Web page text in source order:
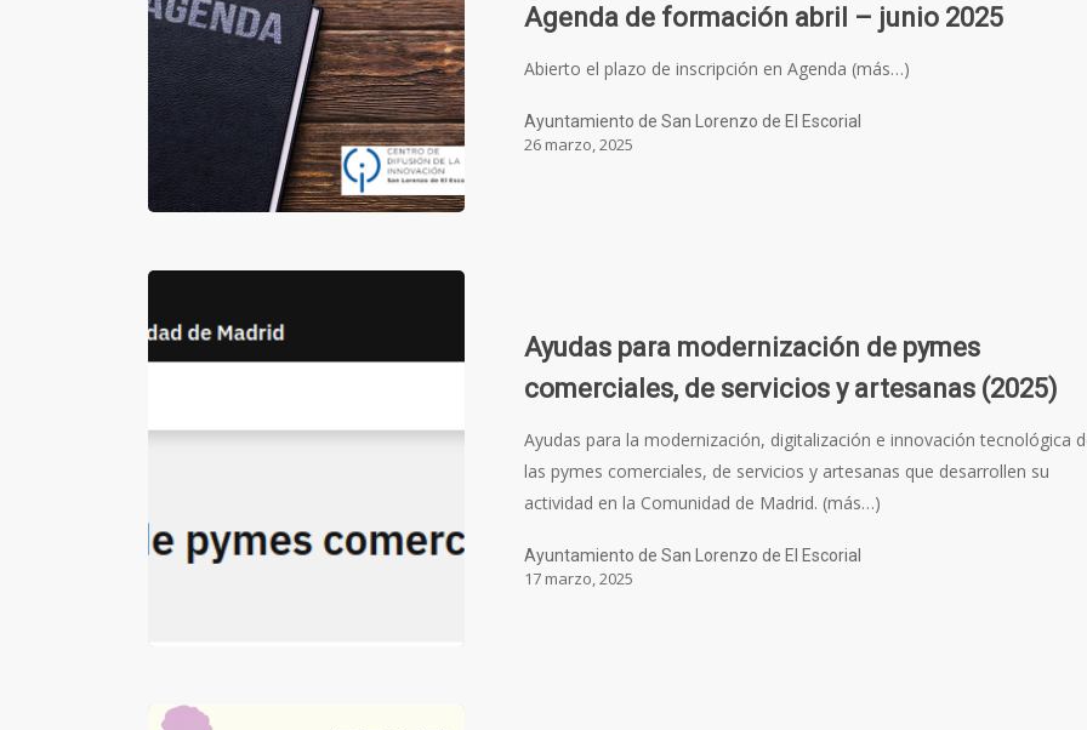
Agenda de formación abril – junio 2025
Abierto el plazo de inscripción en Agenda (más…)
Ayuntamiento de San Lorenzo de El Escorial
26 marzo, 2025
Ayudas para modernización de pymes
comerciales, de servicios y artesanas (2025)
Ayudas para la modernización, digitalización e innovación tecnológica
las pymes comerciales, de servicios y artesanas que desarrollen su
actividad en la Comunidad de Madrid. (más…)
Ayuntamiento de San Lorenzo de El Escorial
17 marzo, 2025